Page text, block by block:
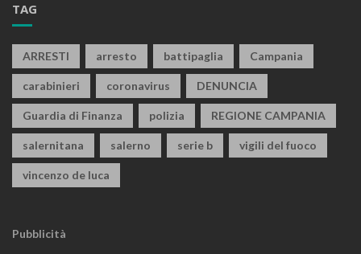
TAG
ARRESTI arresto battipaglia Campania
carabinieri coronavirus DENUNCIA
Guardia di Finanza polizia REGIONE CAMPANIA
salernitana salerno serie b vigili del fuoco
vincenzo de luca
Pubblicità